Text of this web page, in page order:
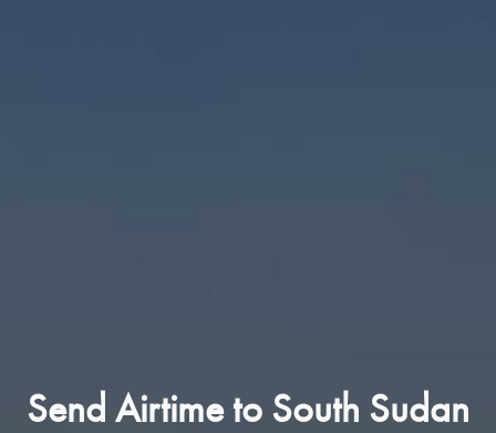
Send Airtime to South Sudan